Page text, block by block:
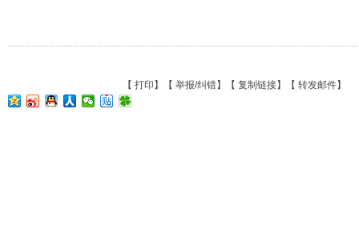
【 打印 】【 举报/纠错】【 复制链接】【 转发邮件】